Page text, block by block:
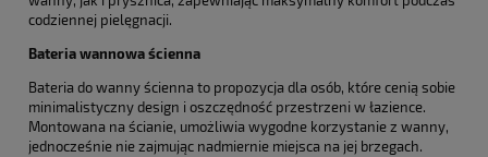
codziennej pielęgnacji.
Bateria wannowa ścienna
Bateria do wanny ścienna to propozycja dla osób, które cenią sobie
minimalistyczny design i oszczędność przestrzeni w łazience.
Montowana na ścianie, umożliwia wygodne korzystanie z wanny,
jednocześnie nie zajmując nadmiernie miejsca na jej brzegach.